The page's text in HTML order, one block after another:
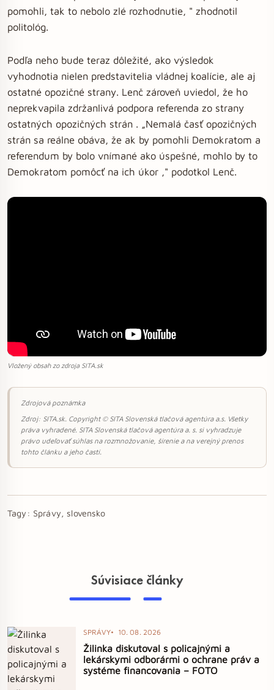
pomohli, tak to nebolo zlé rozhodnutie, " zhodnotil
politológ.
Podľa neho bude teraz dôležité, ako výsledok
vyhodnotia nielen predstavitelia vládnej koalície, ale aj
ostatné opozičné strany. Lenč zároveň uviedol, že ho
neprekvapila zdržanlivá podpora referenda zo strany
ostatných opozičných strán . „Nemalá časť opozičných
strán sa reálne obáva, že ak by pomohli Demokratom a
referendum by bolo vnímané ako úspešné, mohlo by to
Demokratom pomôcť na ich úkor ," podotkol Lenč.
Vložený obsah zo zdroja SITA.sk
Zdrojová poznámka
Zdroj: SITA.sk. Copyright © SITA Slovenská tlačová agentúra a.s. Všetky
práva vyhradené. SITA Slovenská tlačová agentúra a. s. si vyhradzuje
právo udeľovať súhlas na rozmnožovanie, šírenie a na verejný prenos
tohto článku a jeho častí.
Tagy: Správy, slovensko
Súvisiace články
SPRÁVY 10. 08. 2026
Žilinka diskutoval s policajnými a
lekárskymi odborármi o ochrane práv a
systéme financovania – FOTO